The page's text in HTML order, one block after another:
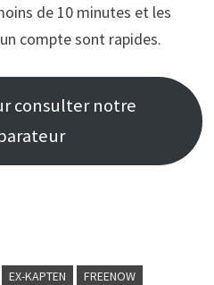
de 10 minutes et les
compte sont rapides.
consulter notre
EX-KAPTEN
FREENOW